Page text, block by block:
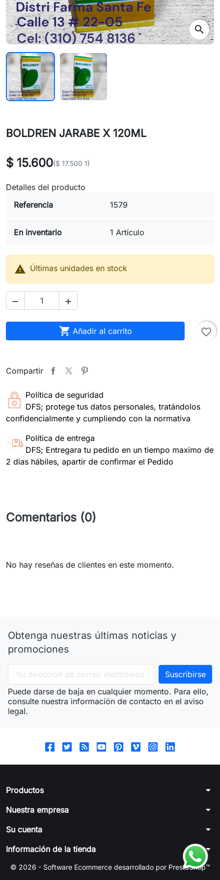
search
BOLDREN JARABE X 120ML
$ 15.600($ 17.500 1)
Detalles del producto
Referencia
1579
En inventario 1 Artículo
 Últimas unidades en stock
 
 Añadir al carrito favorite_border
Compartir
Política de seguridad
DFS; protege tus datos personales, tratándolos
confidencialmente y cumpliendo con la normativa
Política de entrega
DFS; Entregara tu pedido en un tiempo maximo de
2 dias hábiles, apartir de confirmar el Pedido
Comentarios (0)
No hay reseñas de clientes en este momento.
Obtenga nuestras últimas noticias y
promociones
Puede darse de baja en cualquier momento. Para ello,
consulte nuestra información de contacto en el aviso
legal.
Productos arrow_drop_down
Nuestra empresa arrow_drop_down
Su cuenta arrow_drop_down
Información de la tienda arrow_drop_down
© 2026 - Software Ecommerce desarrollado por PrestaShop™